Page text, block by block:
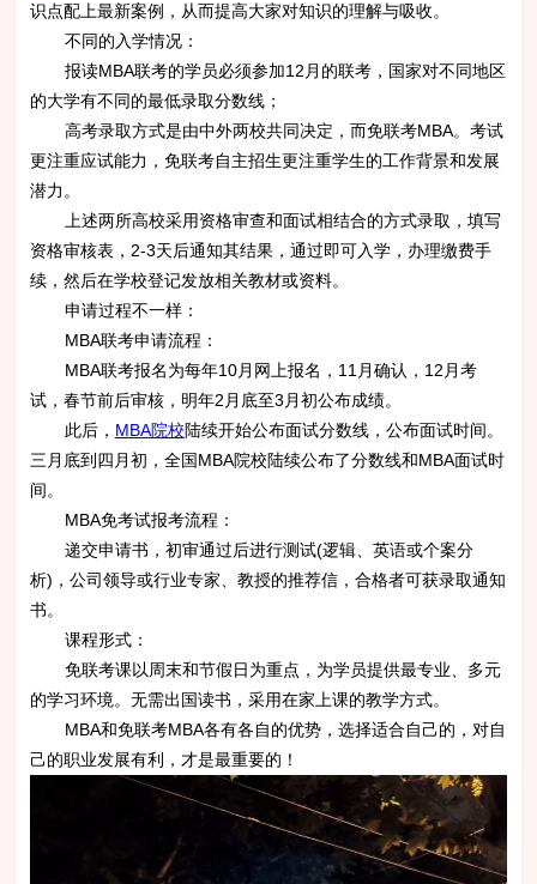
识点配上最新案例，从而提高大家对知识的理解与吸收。
不同的入学情况：
报读MBA联考的学员必须参加12月的联考，国家对不同地区
的大学有不同的最低录取分数线；
高考录取方式是由中外两校共同决定，而免联考MBA。考试
更注重应试能力，免联考自主招生更注重学生的工作背景和发展
潜力。
上述两所高校采用资格审查和面试相结合的方式录取，填写
资格审核表，2-3天后通知其结果，通过即可入学，办理缴费手
续，然后在学校登记发放相关教材或资料。
申请过程不一样：
MBA联考申请流程：
MBA联考报名为每年10月网上报名，11月确认，12月考
试，春节前后审核，明年2月底至3月初公布成绩。
此后， MBA院校陆续开始公布面试分数线，公布面试时间。
三月底到四月初，全国MBA院校陆续公布了分数线和MBA面试时
间。
MBA免考试报考流程：
递交申请书，初审通过后进行测试(逻辑、英语或个案分
析)，公司领导或行业专家、教授的推荐信，合格者可获录取通知
书。
课程形式：
免联考课以周末和节假日为重点，为学员提供最专业、多元
的学习环境。无需出国读书，采用在家上课的教学方式。
MBA和免联考MBA各有各自的优势，选择适合自己的，对自
己的职业发展有利，才是最重要的！